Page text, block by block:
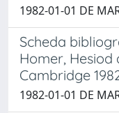
1982-01-01 DE
Scheda
Homer, Hesiod
Cambridge
1982-01-01 DE